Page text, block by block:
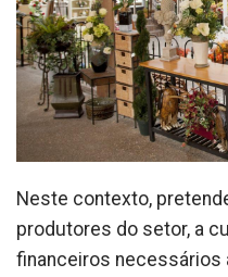
Neste contexto,
produtores do setor, a
financeiros necessários